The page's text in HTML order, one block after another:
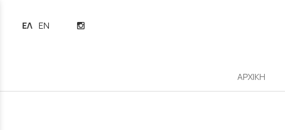
ΕΛΛΗΝΙΚΆ
ENGLISH
ΑΡΧΙΚΗ